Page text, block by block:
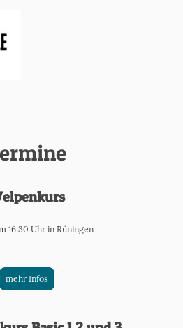
16.30 Uhr in Rüningen
mehr Infos